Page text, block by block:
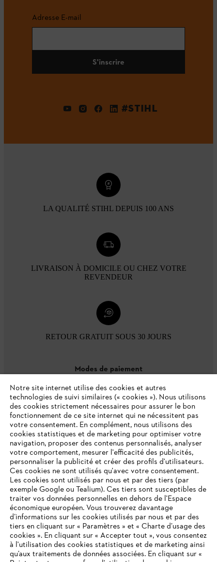
Adresse E-mail
S'inscrire
#STIHL
LA QUALITÉ STIHL DEPUIS 100 ANS
LIVRAISON À DOMICILE OU CHEZ VOTRE
REVENDEUR
RETOUR GRATUIT SOUS 30 JOURS
Modes de paiement
L'Entreprise
Questions / Réponses
Service
Notre site internet utilise des cookies et autres
technologies de suivi similaires (« cookies »). Nous utilisons
des cookies strictement nécessaires pour assurer le bon
fonctionnement de ce site internet qui ne nécessitent pas
votre consentement. En complément, nous utilisons des
cookies statistiques et de marketing pour optimiser votre
navigation, proposer des contenus personnalisés, analyser
votre comportement, mesurer l'efficacité des publicités,
personnaliser la publicité et créer des profils d'utilisateurs.
Ces cookies ne sont utilisés qu'avec votre consentement.
Les cookies sont utilisés par nous et par des tiers (par
exemple Google ou Tealium). Ces tiers sont susceptibles de
traiter vos données personnelles en dehors de l'Espace
économique européen. Vous trouverez davantage
d’informations sur les cookies utilisés par nous et par des
tiers en cliquant sur « Paramètres » et « Charte d’usage des
cookies ». En cliquant sur « Accepter tout », vous consentez
à l'utilisation des cookies statistiques et de marketing ainsi
qu’aux traitements de données associées. En cliquant sur «